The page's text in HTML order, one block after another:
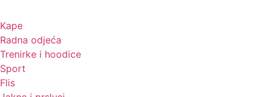
Kape
Radna odjeća
Trenirke i hoodice
Sport
Flis